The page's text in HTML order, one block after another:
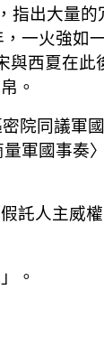
指出大量
一火強如
與西夏在
。
院同議軍
軍國事奏
託人主威
。